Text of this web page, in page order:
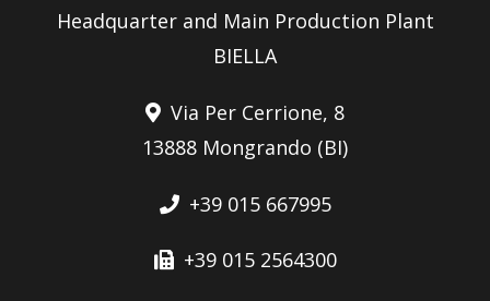
Headquarter and Main Production Plant
BIELLA
Via Per Cerrione, 8
13888 Mongrando (BI)
+39 015 667995
+39 015 2564300